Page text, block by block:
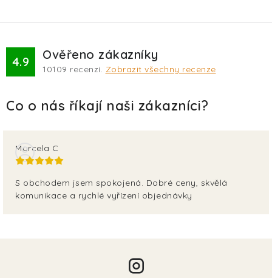
4.9 Ověřeno zákazníky
10109 recenzí. Zobrazit všechny recenze
Marcela C
S obchodem jsem spokojená. Dobré ceny, skvělá
komunikace a rychlé vyřízení objednávky